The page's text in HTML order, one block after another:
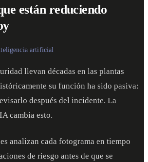
están reduciendo
artificial
llevan décadas en las plantas
su función ha sido pasiva:
después del incidente. La
cambia esto.
analizan cada fotograma en tiempo
de riesgo antes de que se